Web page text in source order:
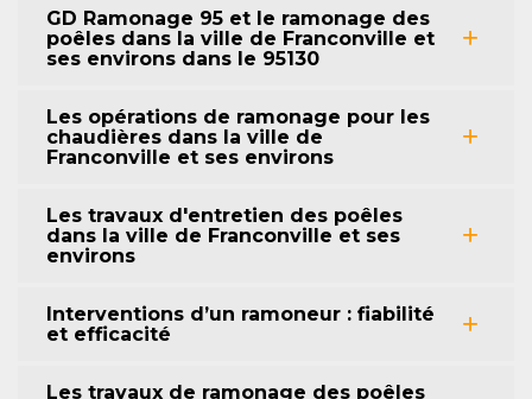
GD Ramonage 95 et le ramonage des
poêles dans la ville de Franconville et
ses environs dans le 95130
Les opérations de ramonage pour les
chaudières dans la ville de
Franconville et ses environs
Les travaux d'entretien des poêles
dans la ville de Franconville et ses
environs
Interventions d’un ramoneur : fiabilité
et efficacité
Les travaux de ramonage des poêles